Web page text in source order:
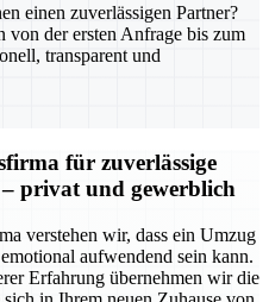
einen zuverlässigen Partner?
von der ersten Anfrage bis zum
transparent und
für zuverlässige
privat und gewerblich
verstehen wir, dass ein Umzug
aufwendend sein kann.
Erfahrung übernehmen wir die